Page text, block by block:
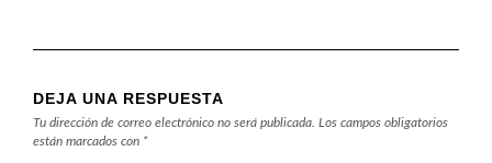
DEJA UNA RESPUESTA
Tu dirección de correo electrónico no será publicada. Los campos obligatorios
están marcados con *